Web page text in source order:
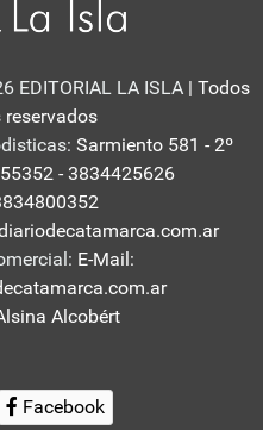
EDITORIAL LA ISLA | Todos
reservados
Sarmiento 581 - 2º
- 3834425626
E-Mail:
Alcobért
Facebook